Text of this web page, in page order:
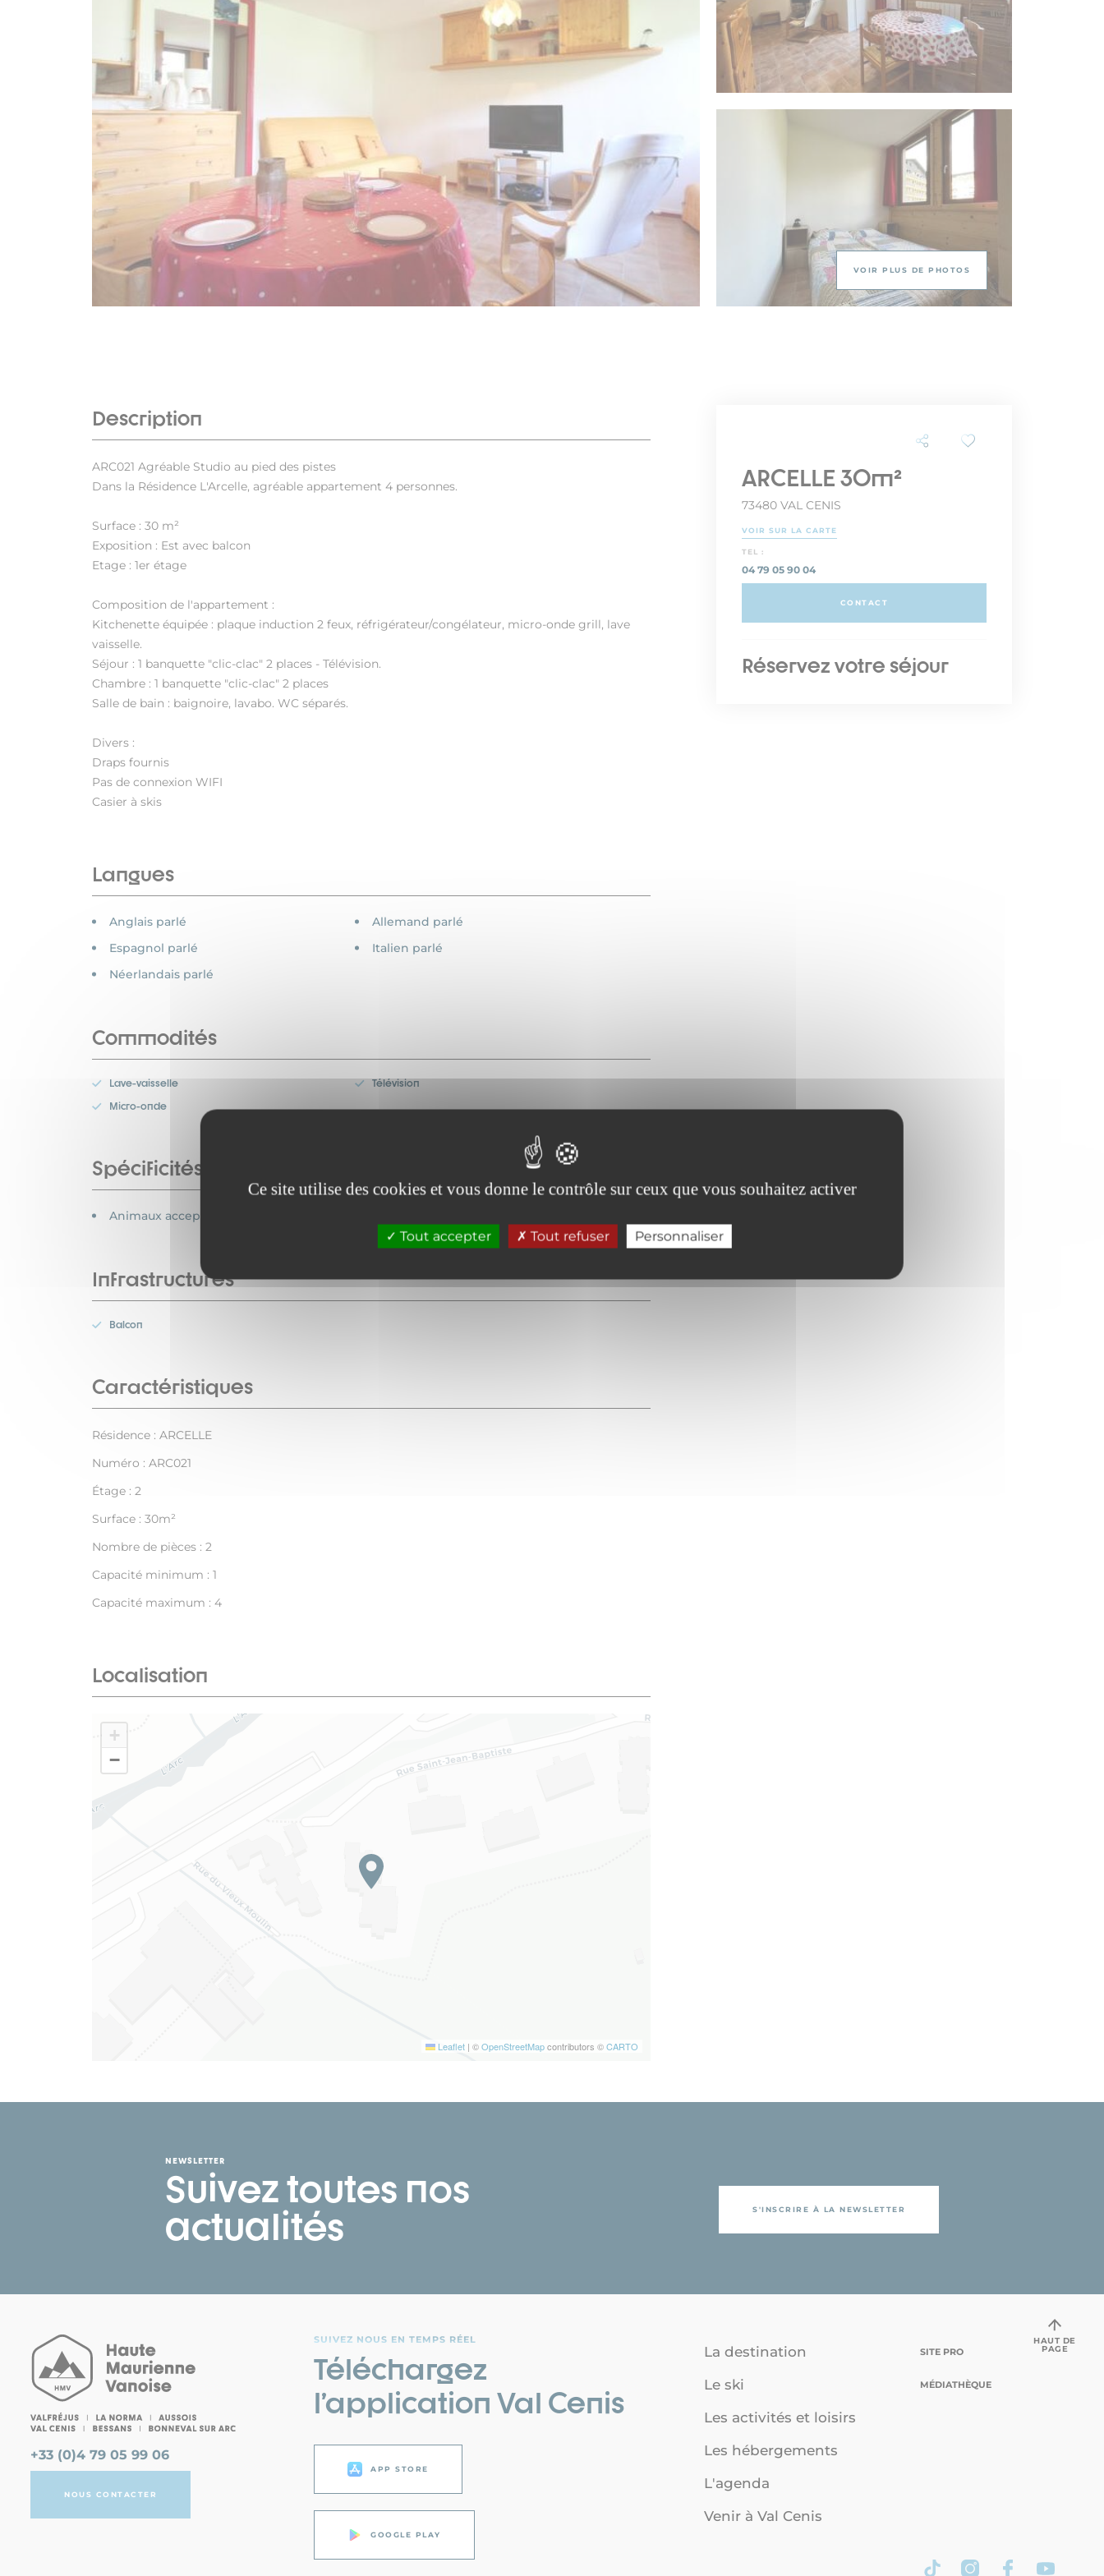
Ce site utilise des cookies et vous donne le contrôle sur ceux que vous souhaitez activer
Tout accepter Tout refuser Personnaliser
VOIR PLUS DE PHOTOS
Description
ARC021 Agréable Studio au pied des pistes
Dans la Résidence L'Arcelle, agréable appartement 4 personnes.
Surface : 30 m²
Exposition : Est avec balcon
Etage : 1er étage
Composition de l'appartement :
Kitchenette équipée : plaque induction 2 feux, réfrigérateur/congélateur, micro-onde grill, lave
vaisselle.
Séjour : 1 banquette "clic-clac" 2 places - Télévision.
Chambre : 1 banquette "clic-clac" 2 places
Salle de bain : baignoire, lavabo. WC séparés.
Divers :
Draps fournis
Pas de connexion WIFI
Casier à skis
Langues
Anglais parlé
Allemand parlé
Espagnol parlé
Italien parlé
Néerlandais parlé
Commodités
Lave-vaisselle
Télévision
Micro-onde
Spécificités
Animaux acceptés
Infrastructures
Balcon
Caractéristiques
Résidence : ARCELLE
Numéro : ARC021
Étage : 2
Surface : 30m²
Nombre de pièces : 2
Capacité minimum : 1
Capacité maximum : 4
Localisation
+
−
Leaflet | ©OpenStreetMapcontributors ©CARTO
ARCELLE 30m²
73480 VAL CENIS
VOIR SUR LA CARTE
TEL :
04 79 05 90 04
CONTACT
Réservez votre séjour
NEWSLETTER
Suivez toutes nos
actualités
S'INSCRIRE À LA NEWSLETTER
+33 (0)4 79 05 99 06
NOUS CONTACTER
SUIVEZ NOUS EN TEMPS RÉEL
Téléchargez
l’application Val Cenis
APP STORE
GOOGLE PLAY
La destination
Le ski
Les activités et loisirs
Les hébergements
L'agenda
Venir à Val Cenis
SITE PRO
MÉDIATHÈQUE
HAUT DE
PAGE